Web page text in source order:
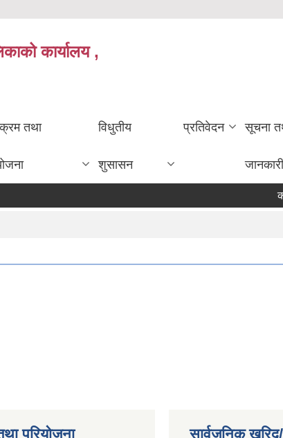
कार्यालय ,
तथा विधुतीय
शुसासन
प्रतिवेदन सूचना
जानकारी
परियोजना सार्वजनिक